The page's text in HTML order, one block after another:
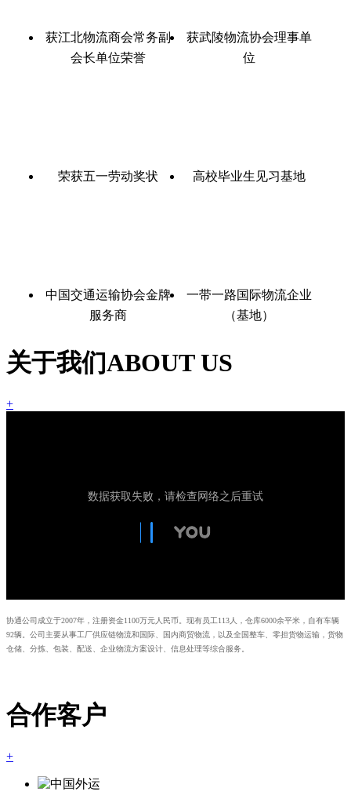
获江北物流商会常务副
会长单位荣誉
获武陵物流协会理事单
位
荣获五一劳动奖状 高校毕业生见习基地
中国交通运输协会金牌
服务商
一带一路国际物流企业
（基地）
关于我们ABOUT US
+
协通公司成立于2007年，注册资金1100万元人民币。现有员工113人，仓库6000余平米，自有车辆
92辆。公司主要从事工厂供应链物流和国际、国内商贸物流，以及全国整车、零担货物运输，货物
仓储、分拣、包装、配送、企业物流方案设计、信息处理等综合服务。
合作客户
+